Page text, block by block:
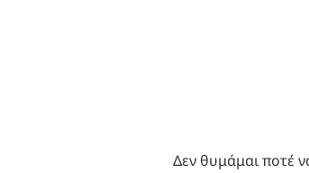
Δεν θυμάμαι ποτέ